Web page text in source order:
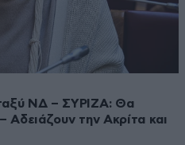
ΝΔ – ΣΥΡΙΖΑ: Θα
Αδειάζουν την Ακρίτα και